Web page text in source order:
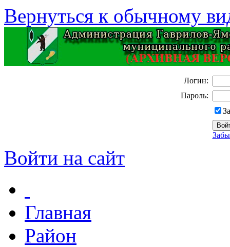
Вернуться к обычному
Логин:
Пароль:
Войти на сайт
Главная
Район